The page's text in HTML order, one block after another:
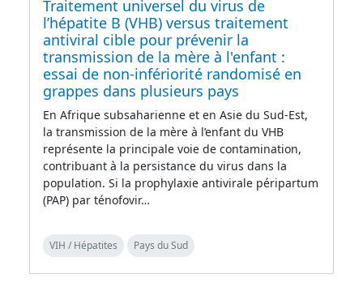
Traitement universel du virus de
l’hépatite B (VHB) versus traitement
antiviral cible pour prévenir la
transmission de la mère à l'enfant :
essai de non-infériorité randomisé en
grappes dans plusieurs pays
En Afrique subsaharienne et en Asie du Sud-Est,
la transmission de la mère à l’enfant du VHB
représente la principale voie de contamination,
contribuant à la persistance du virus dans la
population. Si la prophylaxie antivirale péripartum
(PAP) par ténofovir…
VIH / Hépatites Pays du Sud